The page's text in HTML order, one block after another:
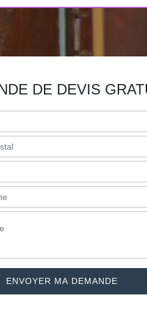
DE DEVIS